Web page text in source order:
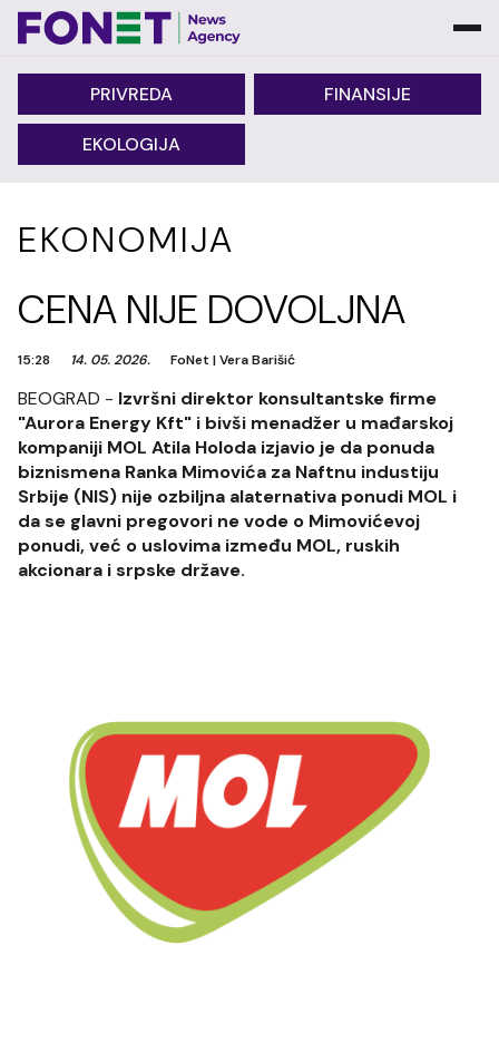
PRIVREDA FINANSIJE
EKOLOGIJA
EKONOMIJA
CENA NIJE DOVOLJNA
15:28 14. 05. 2026. FoNet |Vera Barišić
BEOGRAD - Izvršni direktor konsultantske firme
"Aurora Energy Kft" i bivši menadžer u mađarskoj
kompaniji MOL Atila Holoda izjavio je da ponuda
biznismena Ranka Mimovića za Naftnu industiju
Srbije (NIS) nije ozbiljna alaternativa ponudi MOL i
da se glavni pregovori ne vode o Mimovićevoj
ponudi, već o uslovima između MOL, ruskih
akcionara i srpske države.